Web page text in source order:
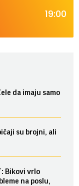
19:00
da imaju samo
su brojni, ali
Bikovi vrlo
na poslu,